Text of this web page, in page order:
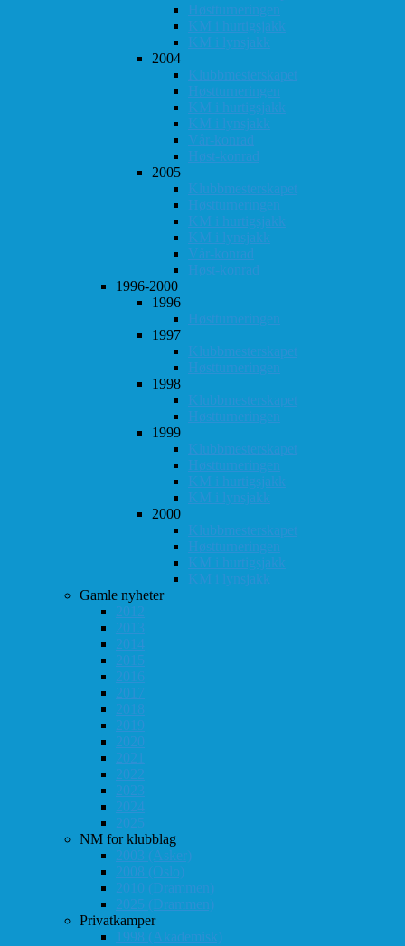
Høstturneringen
KM i hurtigsjakk
KM i lynsjakk
2004
Klubbmesterskapet
Høstturneringen
KM i hurtigsjakk
KM i lynsjakk
Vår-konrad
Høst-konrad
2005
Klubbmesterskapet
Høstturneringen
KM i hurtigsjakk
KM i lynsjakk
Vår-konrad
Høst-konrad
1996-2000
1996
Høstturneringen
1997
Klubbmesterskapet
Høstturneringen
1998
Klubbmesterskapet
Høstturneringen
1999
Klubbmesterskapet
Høstturneringen
KM i hurtigsjakk
KM i lynsjakk
2000
Klubbmesterskapet
Høstturneringen
KM i hurtigsjakk
KM i lynsjakk
Gamle nyheter
2012
2013
2014
2015
2016
2017
2018
2019
2020
2021
2022
2023
2024
2025
NM for klubblag
2003 (Asker)
2008 (Oslo)
2010 (Drammen)
2025 (Drammen)
Privatkamper
1998 (Akademisk)